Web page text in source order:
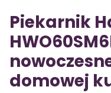
Piekarnik
domowej